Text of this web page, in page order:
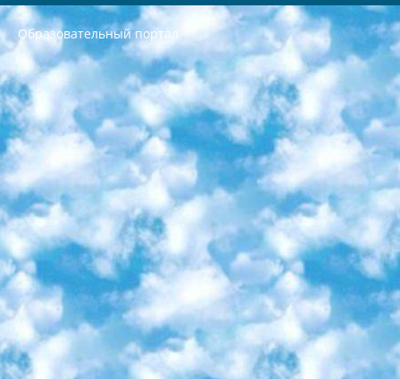
Образовательный портал
РЕСПУБЛИКА УЗБЕКИСТАН МИНИСТРЕРСТВО ДОШКОЛЬНОГО И ШКОЛЬНОГО ОБРАЗОВАНИЯ КОМАНДА в общеобразовательных учреждениях в 2023-2024 учебном году организация и проведение итоговой государственной аттестации обучающихся о Министра дошкольного и школьного образования Республики Узбекистан от 4 марта 2008 года (постановлением Минюста от 20 марта 2008 года № 1778 государственной регистрации) «Итоговое состояние учащихся общего среднего образования на основании положения об утверждении положения об аттестации общего среднего образования выпускной экзамен студентов в образовательных учреждениях в 2023-2024 учебном году В целях организации и прохождения аттестации приказываю: 1. Следующее: перечень предметов, по которым будет проводиться итоговая государственная аттестация и экзамен формы перевода согласно приложению 1; сертификаты международного образца, оценивающие уровень владения иностранными языками перечень согласно приложению 2; 2. Педагогический при специализированных образовательных учреждениях. научно-практический центр квалификации и международной оценки (Д.Давидова) 2024 г. До 25 марта: задания по предметам, по которым будет проводиться итоговая аттестация разработка и утверждение технических условий; итоговая аттестация на основании разработанного предметного задания разработка вопросов по предметам (устно и письменно), экзамен передача; общеобразовательные средние школы и специальные учебные заведения учащиеся выпускных классов школ и интернатов в агентской системе подготовка базы данных экзаменационных материалов и критериев оценки; перевод базы экзаменационных материалов на все языки обучения подать в Республиканский образовательный центр для изготовления; варианты экзаменов на основе разработанных контрольных материалов пусть будут поставлены задачи формирования. 3. Республиканский образовательный центр (Ш.Худайкулов) до 5 апреля 2024 года. до: база данных предоставленных экзаменационных материалов на все языки обучения перевод и экспертиза; для слепых, слабовидящих, глухих, слабослышащих и умственно отсталых детей учащиеся выпускных классов специализированных школ и школ-интернатов база данных экзаменационных материалов на всех преподаваемых языках подготовка критериев оценки; специализированные школы для умственно отсталых детей и технологии для учащихся выпускных классов школ-интернатов разработка соответствующих рекомендаций и критериев проведения ЕГЭ по естествознанию давать задания. 4. Педагогический при специализированных образовательных учреждениях. Научно-практический центр навыков и международной оценки (Д.Давидова), Республика образовательный центр (Худайкулов Ш.) итоговый государственный аттестационный экзамен ориентирован на творческое и логическое мышление при подготовке базы материалов учитывать введение заданий. 5. Следует отметить, что: сертификат государственного образца о знании общеобразовательного предмета и как минимум национальный уровень B1 по предметам на иностранных языках, указанным в Приложении 2. или международно признанный сертификат эквивалентного уровня студенты, изучающие определенный предмет, освобождаются от экзамена; по соответствующим предметам запланирована итоговая государственная аттестация за день до дня, путем жеребьевки Рабочей группой (в письменной форме по предметам, проводимым в форме) из числа сформированных вариантов выбрано 2 варианта; 2 выбранных варианта экзамена анонсированы на официальном сайте министерства и все выпускники по всей стране на основе этих вариантов проводит итоговую государственную аттестацию. 6. Государственное образование учащихся средних общеобразовательных учреждений. знания в соответствии с квалификационными требованиями, которые необходимо приобрести на основании стандартов итоговый (выпускной) контроль для 9 и 11 классов в целях тестирования Экзамены (далее – экзамены) состоят из предметов, перечисленных в приложении 1. будет сделано. 7. Экзамены пройдут с 26 мая по 15 июня 2024 г. (кроме науки физического воспитания). 8. Физическая для учащихся 9 классов общесредних образовательных учреждений. Экзамены по предмету «Образование, квалификация медицина» 1-6 мая 2024 года. сотрудники перевести под присмотр (с отклонениями в физическом или умственном развитии) специализированная школа для детей, школы-интернаты и со сколиозом школы-интернаты санаторного типа для больных детей исключены). 9. Он был слепым, слабовидящим и имел нарушения опорно-двигательного аппарата. экзамены в специализированных школах и интернатах для детей должны проводиться исходя из требований, предъявляемых к общеобразовательным учреждениям (физкультура кроме науки). 10. Специализированная школа для глухих и слабослышащих детей. и экзамены в интернатах и быть реализован в виде письменного теста по математике. 11. Специальность для умственно отсталых детей. Для 9 класса Родной язык и литературное письмо Государственный язык (язык обучения – узбекский). для неклассов) написано Математическое письмо Письменная/устная история Узбекистана Физическое воспитание практично Итоговый контроль Для 11 класса Написание родного языка и литературы (эссе) Математическое письмо Узбекский язык (обучение на узбекском языке) не посещающее общее среднее образование для учреждений)/Образовательное учреждение выбор письменный и устный Иностранный язык письменный/устный Письменная/устная история Узбекистана *По выбору студента:  Химия  Физика  Основы государственного права  География 10 бесплатных образовательных ресурсов - Мы составили подборку онлайн-проектов с интерактивными упражнениями, видеолекциями и статьями. Они помогут вам обрести новые и освежить старые знания бесплатно. 1. «ИНТУИТ» Старейшая образовательная площадка Рунета. Здесь вы найдёте сотни текстовых и видеокурсов на десятки различных тем — от программирования до психологии. Многие курсы подготовлены российскими университетами и крупными международными компаниями вроде Intel и Microsoft. Самостоятельное обучение бесплатное, но желающие могут оплатить услуги персональных наставников. 2. «Смартия» знакомит с актуальными профессиями и подсказывает, как им обучаться. Выбрав заинтересовавшую вас специальность — SMM-специалист, фотограф, веб-дизайнер или другую, — увидите список необходимых для неё умений. Чтобы вы могли освоить их самостоятельно, для каждого умения площадка отображает подборку ссылок на учебные материалы. Хотя «Смартия» ориентируется на русскоязычную аудиторию, часть контента всё же доступна только на английском. 3. «Лекторий Физтеха» Проект Московского физико-технического института (Физтеха). С его помощью вы можете смотреть онлайн серии лекций, записанные на видео в этом вузе. В числе доступных предметов — физика, биология, химия, информационные технологии и другие. К некоторым лекциям администрация ресурса прилагает готовые конспекты, которые можно скачивать в PDF-формате. 4. ITMOcourses Онлайн-площадка Санкт-Петербургского национального исследовательского университета информационных технологий, механики и оптики (ИТМО). Ресурс предоставляет свободный доступ к курсам, разработанным в этом вузе. Каталог материалов разбит на четыре категории: «Оптические системы и технологии», «Приборостроение и робототехника», «Информационные технологии» и «Биотехнологии». Курсы состоят из видеолекций, интерактивных демонстраций и заданий. 5. «КиберЛенинка» Электронная научная библиотека открытого доступа. Каталог площадки регулярно обрастает текстами статей из различных научных изданий. Сгруппированные по журналам и рубрикам публикации можно читать онлайн или скачивать целиком в PDF-формате. Проект нацелен на популяризацию науки за счёт открытого доступа к качественной информации. 6. «ПостНаука» На этом ресурсе публикуют подборки видеолекций, составленные экспертами из разных отраслей и объединённые общими темами. Среди них, к примеру, есть серии «Биоинформатика и геномика», «Культура средневековой Скандинавии» и Cinema Studies о теории кино. Каждая подборка лекций — логически связанная история, рассказанная экспертом от первого лица. Кроме того, на сайте появляются научно-образовательные статьи и тесты на разные темы. 7. «Newочём» Команда проекта «Newочём» отбирает самые интересные тексты из англоязычных СМИ и переводит те из них, за которые голосуют участники сообщества «ВКонтакте». По большей части это научно-популярные статьи. Редакторы придумывают лишь заголовки, в остальном содержание переводов соответствует оригиналам. Полные тексты можно читать прямо в социальной сети. 8. InternetUrok Онлайн-база материалов по основным дисциплинам школьной программы. Информация на сайте структурирована по классам, предметам и темам (урокам). Каждый урок состоит из видеолекций и конспектов. Есть также интерактивные тренажёры и тесты для закрепления пройденного материала. Даже если вы давно окончили школу, возможность повторить программу старших классов всегда может пригодиться. 9. Edutainme Ещё один ресурс об образовании. В отличие от Newtonew, как мне кажется, Edutainme больше ориентируется на представителей индустрии: педагогов, предпринимателей, разработчиков образовательных проектов. Но и любой, кто просто стремится к саморазвитию, найдёт на сайте много полезного и интересного для себя. Например, информацию о новых курсах и образовательных сервисах. 10. Newtonew Онлайн-медиа об образовании и обучении в широком смысле. Авторы Newtonew пишут об инструментах, заведениях, тактиках и стратегиях, которые помогают учить других и получать новые знания самостоятельно. На этой площадке вы найдёте новости, обзоры, аналитические мат